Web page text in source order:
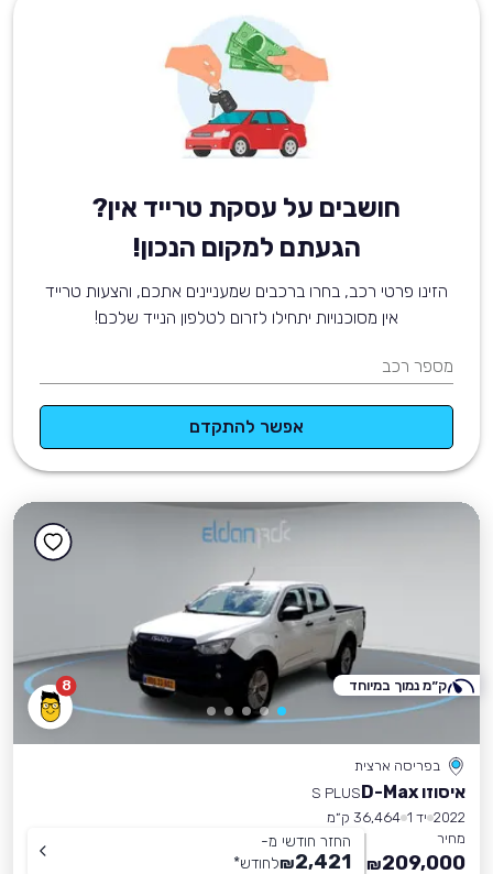
חושבים על עסקת טרייד אין?
הגעתם למקום הנכון!
הזינו פרטי רכב, בחרו ברכבים שמעניינים אתכם, והצעות טרייד
אין מסוכנויות יתחילו לזרום לטלפון הנייד שלכם!
מספר רכב
אפשר להתקדם
8
בפריסה ארצית
איסוזו D-Max
S PLUS
2022 יד 1
36,464 ק״מ
מחיר
209,000
₪
החזר חודשי מ-
2,421
₪לחודש*
ק״מ נמוך במיוחד